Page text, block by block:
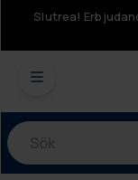
Slutrea!
Produkter